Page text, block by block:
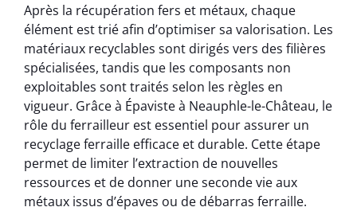
Après la récupération fers et métaux, chaque
élément est trié afin d’optimiser sa valorisation. Les
matériaux recyclables sont dirigés vers des filières
spécialisées, tandis que les composants non
exploitables sont traités selon les règles en
vigueur. Grâce à Épaviste à Neauphle-le-Château, le
rôle du ferrailleur est essentiel pour assurer un
recyclage ferraille efficace et durable. Cette étape
permet de limiter l’extraction de nouvelles
ressources et de donner une seconde vie aux
métaux issus d’épaves ou de débarras ferraille.